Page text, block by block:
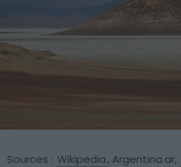
Sources : Wikipedia, Argentina.ar,